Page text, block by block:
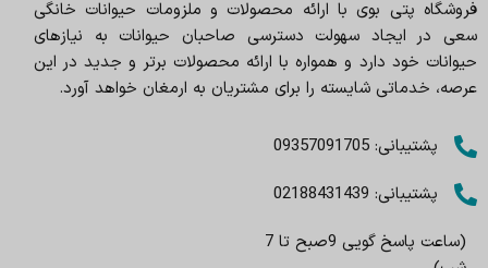
فروشگاه پتی بوی با ارائه محصولات و ملزومات حیوانات خانگی
سعی در ایجاد سهولت دسترسی صاحبان حیوانات به نیازهای
حیوانات خود دارد و همواره با ارائه محصولات برتر و جدید در این
عرصه، خدماتی شایسته را برای مشتریان به ارمغان خواهد آورد.
پشتیبانی: 09357091705
پشتیبانی: 02188431439
(ساعت پاسخ گویی 9صبح تا 7